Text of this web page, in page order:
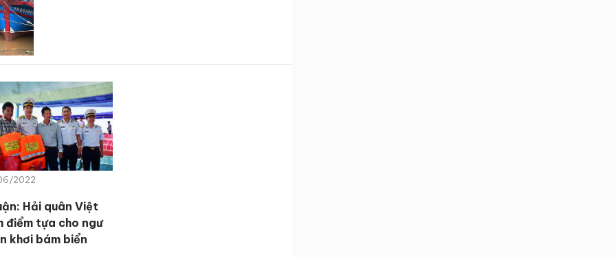
2022
Hải quân Việt
điểm tựa cho ngư
khơi bám biển